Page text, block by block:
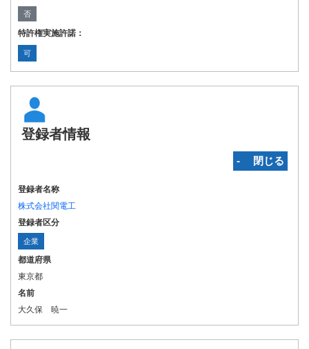
否
特許権実施許諾：
可
登録者情報
‐ 閉じる
登録者名称
株式会社関電工
登録者区分
企業
都道府県
東京都
名前
大久保 暁一